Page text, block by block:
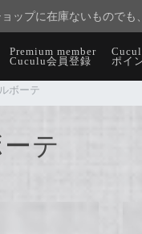
ップに在庫ないものでも
Premium member
Cuculu会員登録
ポイ
ボーテ
テ